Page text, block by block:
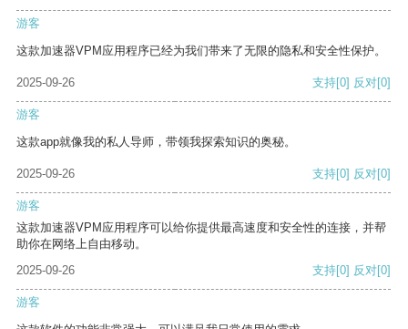
游客
这款加速器VPM应用程序已经为我们带来了无限的隐私和安全性保护。
2025-09-26 支持[0] 反对[0]
游客
这款app就像我的私人导师，带领我探索知识的奥秘。
2025-09-26 支持[0] 反对[0]
游客
这款加速器VPM应用程序可以给你提供最高速度和安全性的连接，并帮
助你在网络上自由移动。
2025-09-26
支持[0] 反对[0]
游客